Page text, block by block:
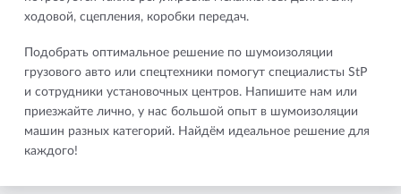
ходовой, сцепления, коробки передач.
Подобрать оптимальное решение по шумоизоляции
грузового авто или спецтехники помогут специалисты StP
и сотрудники установочных центров. Напишите нам или
приезжайте лично, у нас большой опыт в шумоизоляции
машин разных категорий. Найдём идеальное решение для
каждого!